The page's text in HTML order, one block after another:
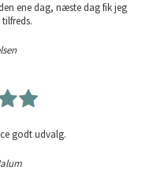
ene dag, næste dag fik jeg
godt udvalg.